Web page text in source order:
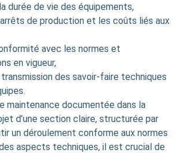
durée de vie des équipements,
de production et les coûts liés aux
avec les normes et
en vigueur,
des savoir-faire techniques
maintenance documentée dans la
d’une section claire, structurée par
un déroulement conforme aux normes
aspects techniques, il est crucial de